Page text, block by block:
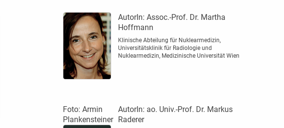
AutorIn: Assoc.-Prof. Dr. Martha
Hoffmann
Klinische Abteilung für Nuklearmedizin,
Universitätsklinik für Radiologie und
Nuklearmedizin, Medizinische Universität Wien
Foto: Armin
Plankensteiner
AutorIn: ao. Univ.-Prof. Dr. Markus
Raderer